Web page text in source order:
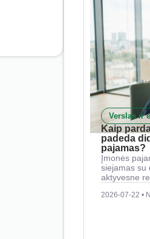
Verslas ir
Kaip
padeda
pajamas?
Įmonės
siejamas su
aktyvesne
2026-07-22 •